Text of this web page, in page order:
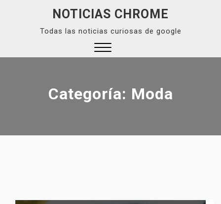
NOTICIAS CHROME
Todas las noticias curiosas de google
Categoría: Moda